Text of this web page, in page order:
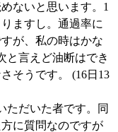
ないと思います。1
ますし。通過率に
が、私の時はかな
と言えど油断はでき
そうです。 (16日13
ただいた者です。同
に質問なのですが